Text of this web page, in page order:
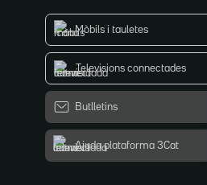
Mòbils i tauletes
Televisions connectades
Butlletins
Ajuda plataforma 3Cat